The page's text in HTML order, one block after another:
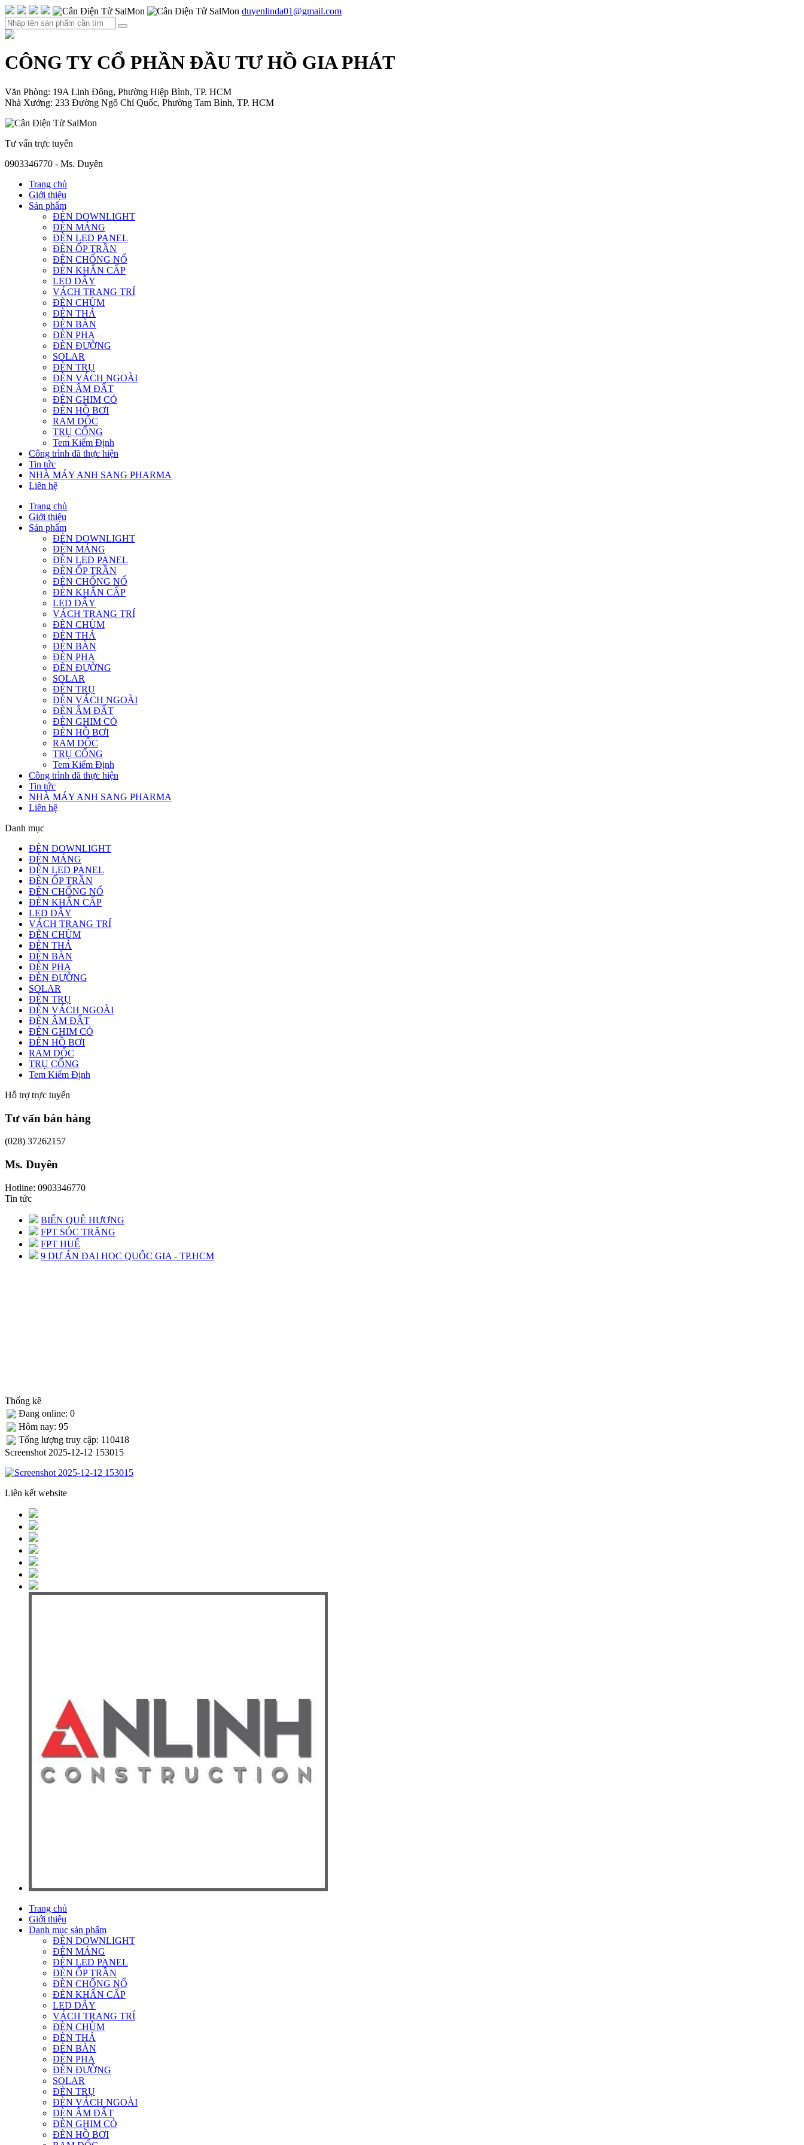
duyenlinda01@gmail.com
CÔNG TY CỔ PHẦN ĐẦU TƯ HỒ GIA PHÁT
Văn Phòng: 19A Linh Đông, Phường Hiệp Bình, TP. HCM
Nhà Xưởng: 233 Đường Ngô Chí Quốc, Phường Tam Bình, TP. HCM
Tư vấn trực tuyến
0903346770 - Ms. Duyên
Trang chủ
Giới thiệu
Sản phẩm
ĐÈN DOWNLIGHT
ĐÈN MÁNG
ĐÈN LED PANEL
ĐÈN ỐP TRẦN
ĐÈN CHỐNG NỔ
ĐÈN KHẨN CẤP
LED DÂY
VÁCH TRANG TRÍ
ĐÈN CHÙM
ĐÈN THẢ
ĐÈN BÀN
ĐÈN PHA
ĐÈN ĐƯỜNG
SOLAR
ĐÈN TRỤ
ĐÈN VÁCH NGOÀI
ĐÈN ÂM ĐẤT
ĐÈN GHIM CỎ
ĐÈN HỒ BƠI
RAM DỐC
TRỤ CỔNG
Tem Kiểm Định
Công trình đã thực hiện
Tin tức
NHÀ MÁY ANH SANG PHARMA
Liên hệ
Trang chủ
Giới thiệu
Sản phẩm
ĐÈN DOWNLIGHT
ĐÈN MÁNG
ĐÈN LED PANEL
ĐÈN ỐP TRẦN
ĐÈN CHỐNG NỔ
ĐÈN KHẨN CẤP
LED DÂY
VÁCH TRANG TRÍ
ĐÈN CHÙM
ĐÈN THẢ
ĐÈN BÀN
ĐÈN PHA
ĐÈN ĐƯỜNG
SOLAR
ĐÈN TRỤ
ĐÈN VÁCH NGOÀI
ĐÈN ÂM ĐẤT
ĐÈN GHIM CỎ
ĐÈN HỒ BƠI
RAM DỐC
TRỤ CỔNG
Tem Kiểm Định
Công trình đã thực hiện
Tin tức
NHÀ MÁY ANH SANG PHARMA
Liên hệ
Danh mục
ĐÈN DOWNLIGHT
ĐÈN MÁNG
ĐÈN LED PANEL
ĐÈN ỐP TRẦN
ĐÈN CHỐNG NỔ
ĐÈN KHẨN CẤP
LED DÂY
VÁCH TRANG TRÍ
ĐÈN CHÙM
ĐÈN THẢ
ĐÈN BÀN
ĐÈN PHA
ĐÈN ĐƯỜNG
SOLAR
ĐÈN TRỤ
ĐÈN VÁCH NGOÀI
ĐÈN ÂM ĐẤT
ĐÈN GHIM CỎ
ĐÈN HỒ BƠI
RAM DỐC
TRỤ CỔNG
Tem Kiểm Định
Hỗ trợ trực tuyến
Tư vấn bán hàng
(028) 37262157
Ms. Duyên
Hotline: 0903346770
Tin tức
BIỂN QUÊ HƯƠNG
FPT SÓC TRĂNG
FPT HUẾ
9 DỰ ÁN ĐẠI HỌC QUỐC GIA - TP.HCM
Thống kê
Đang online: 0
Hôm nay: 95
Tống lượng truy cập: 110418
Screenshot 2025-12-12 153015
Liên kết website
Trang chủ
Giới thiệu
Danh mục sản phẩm
ĐÈN DOWNLIGHT
ĐÈN MÁNG
ĐÈN LED PANEL
ĐÈN ỐP TRẦN
ĐÈN CHỐNG NỔ
ĐÈN KHẨN CẤP
LED DÂY
VÁCH TRANG TRÍ
ĐÈN CHÙM
ĐÈN THẢ
ĐÈN BÀN
ĐÈN PHA
ĐÈN ĐƯỜNG
SOLAR
ĐÈN TRỤ
ĐÈN VÁCH NGOÀI
ĐÈN ÂM ĐẤT
ĐÈN GHIM CỎ
ĐÈN HỒ BƠI